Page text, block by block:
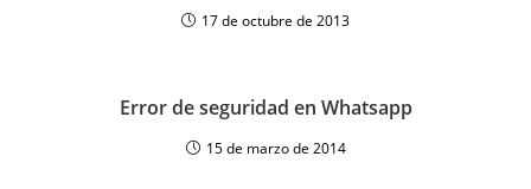
17 de octubre de 2013
Error de seguridad en Whatsapp
15 de marzo de 2014